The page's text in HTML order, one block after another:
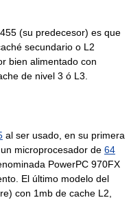
(su predecesor) es que
secundario o L2
bien alimentado con
de nivel 3 ó L3.
al ser usado, en su primera
microprocesador de 64
PowerPC 970FX
El último modelo del
con 1mb de cache L2,